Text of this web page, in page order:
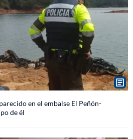
en el embalse El Peñón-
de él